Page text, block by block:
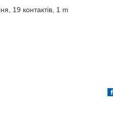
19 контактів, 1 m